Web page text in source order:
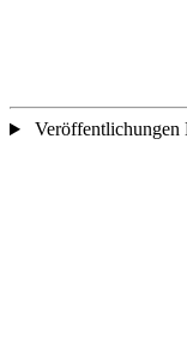
Veröffentlichungen